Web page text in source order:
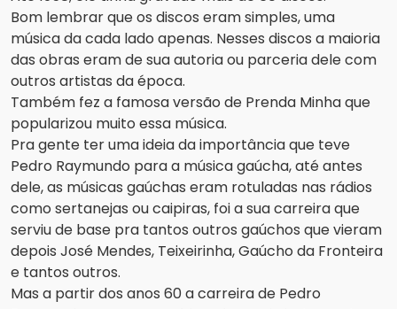
Bom lembrar que os discos eram simples, uma
música da cada lado apenas. Nesses discos a maioria
das obras eram de sua autoria ou parceria dele com
outros artistas da época.
Também fez a famosa versão de Prenda Minha que
popularizou muito essa música.
Pra gente ter uma ideia da importância que teve
Pedro Raymundo para a música gaúcha, até antes
dele, as músicas gaúchas eram rotuladas nas rádios
como sertanejas ou caipiras, foi a sua carreira que
serviu de base pra tantos outros gaúchos que vieram
depois José Mendes, Teixeirinha, Gaúcho da Fronteira
e tantos outros.
Mas a partir dos anos 60 a carreira de Pedro